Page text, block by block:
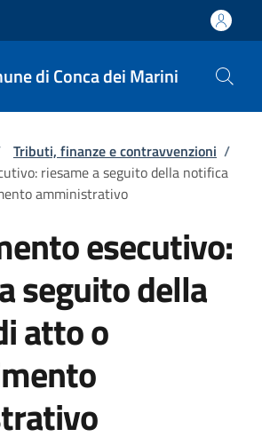
di Conca dei Marini
pane
Tributi, finanze e contravvenzioni /
riesame a seguito della notifica
amministrativo
esecutivo:
seguito della
atto o